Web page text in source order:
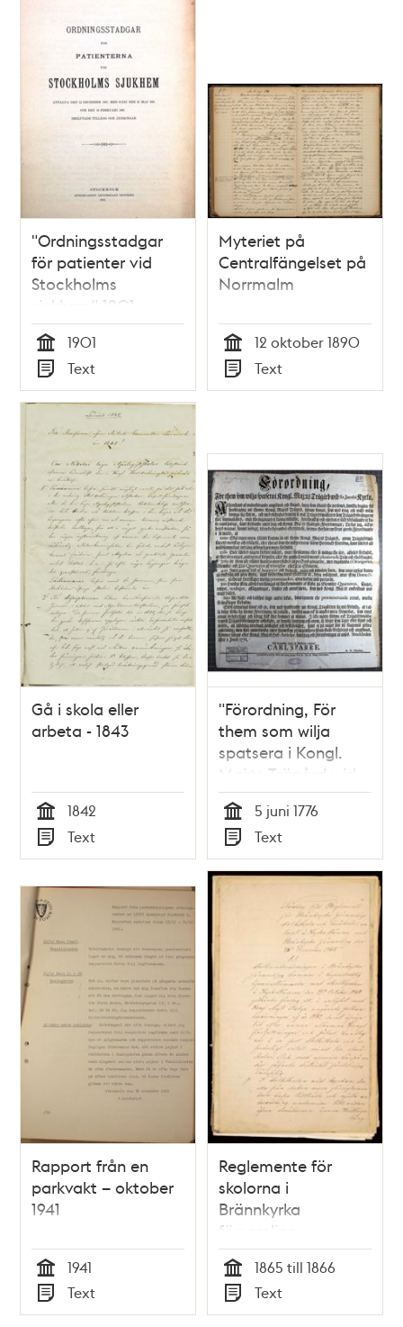
"Ordningsstadgar
för patienter vid
Stockholms
sjukhem" 1901
Tid
1901
Typ
Text
Myteriet på
Centralfängelset på
Norrmalm
Tid
12 oktober 1890
Typ
Text
Gå i skola eller
arbeta - 1843
Tid
1842
Typ
Text
"Förordning, För
them som wilja
spatsera i Kongl.
Maj:ts Trägård wid
S:t Jacobi Kyrka"
1776
Tid
5 juni 1776
Typ
Text
Rapport från en
parkvakt – oktober
1941
Tid
1941
Typ
Text
Reglemente för
skolorna i
Brännkyrka
församling
(nuvarande
söderförort),
fastställda 1866
Tid
1865 till 1866
Typ
Text